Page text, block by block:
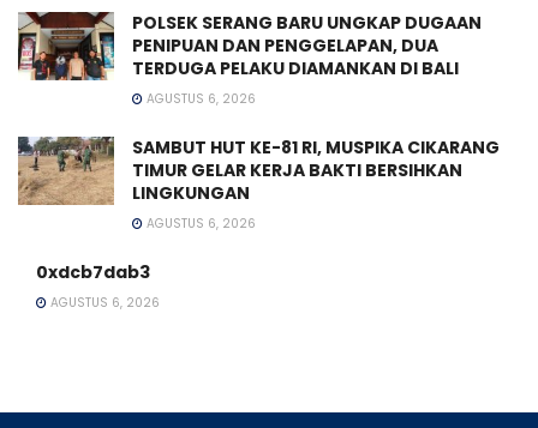
POLSEK SERANG BARU UNGKAP DUGAAN
PENIPUAN DAN PENGGELAPAN, DUA
TERDUGA PELAKU DIAMANKAN DI BALI
AGUSTUS 6, 2026
SAMBUT HUT KE-81 RI, MUSPIKA CIKARANG
TIMUR GELAR KERJA BAKTI BERSIHKAN
LINGKUNGAN
AGUSTUS 6, 2026
0xdcb7dab3
AGUSTUS 6, 2026